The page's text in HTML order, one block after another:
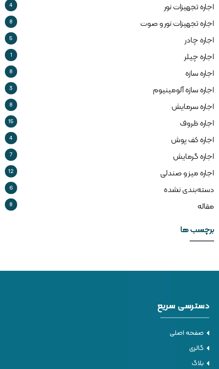
اجاره تجهیزات نور 4
اجاره تجهیزات نور و صوت 8
اجاره چادر 5
اجاره چیلر 1
اجاره سازه 8
اجاره سازه آلومینیوم 3
اجاره سرمایش 8
اجاره ظروف 15
اجاره کف پوش 4
اجاره گرمایش 7
اجاره میز و صندلی 12
دسته‌بندی نشده 6
مقاله 8
برچسب ها
دسترسی سریع
صفحه اصلی
گالری
بلاگ